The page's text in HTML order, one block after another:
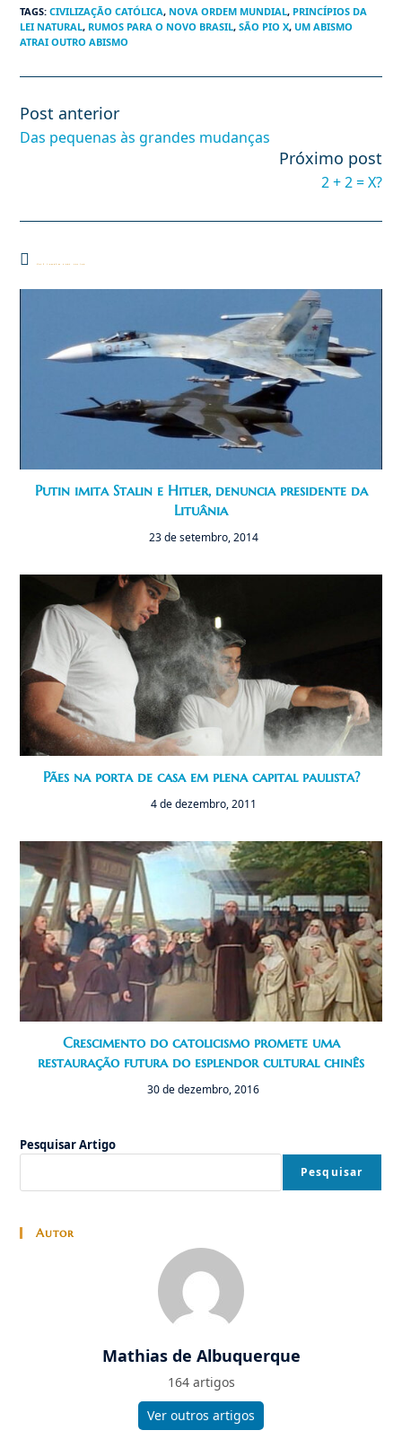
TAGS:CIVILIZAÇÃO CATÓLICA, NOVA ORDEM MUNDIAL, PRINCÍPIOS DA
LEI NATURAL, RUMOS PARA O NOVO BRASIL, SÃO PIO X, UM ABISMO
ATRAI OUTRO ABISMO
Leia
mais
artigos
Post anterior
Das pequenas às grandes mudanças
Próximo post
2 + 2 = X?
Você também pode gostar
Putin imita Stalin e Hitler, denuncia presidente da
Lituânia
23 de setembro, 2014
Pães na porta de casa em plena capital paulista?
4 de dezembro, 2011
Crescimento do catolicismo promete uma
restauração futura do esplendor cultural chinês
30 de dezembro, 2016
Pesquisar Artigo
Pesquisar
Autor
Mathias de Albuquerque
164 artigos
Ver outros artigos